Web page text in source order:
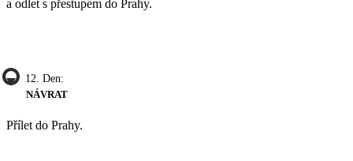
a odlet s přestupem do Prahy.
12. Den:
NÁVRAT
Přílet do Prahy.